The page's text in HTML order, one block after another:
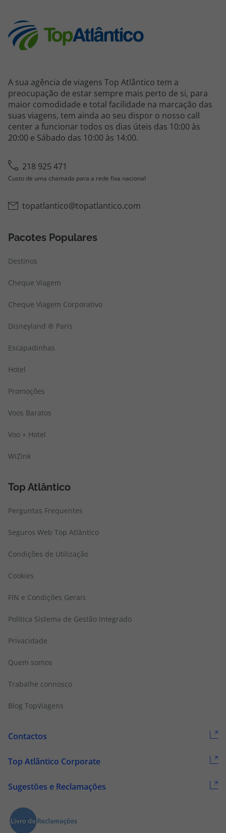
A sua agência de viagens Top Atlântico tem a
preocupação de estar sempre mais perto de si, para
maior comodidade e total facilidade na marcação das
suas viagens, tem ainda ao seu dispor o nosso call
center a funcionar todos os dias úteis das 10:00 às
20:00 e Sábado das 10:00 às 14:00.
218 925 471
Custo de uma chamada para a rede fixa nacional
topatlantico@topatlantico.com
Pacotes Populares
Destinos
Cheque Viagem
Cheque Viagem Corporativo
Disneyland ® Paris
Escapadinhas
Hotel
Promoções
Voos Baratos
Voo + Hotel
WiZink
Top Atlântico
Perguntas Frequentes
Seguros Web Top Atlântico
Condições de Utilização
Cookies
FIN e Condições Gerais
Politica Sistema de Gestão Integrado
Privacidade
Quem somos
Trabalhe connosco
Blog TopViagens
Contactos
Top Atlântico Corporate
Sugestões e Reclamações